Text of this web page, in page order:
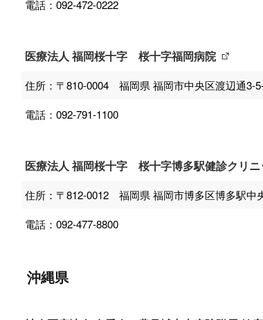
電話：092-472-0222
医療法人 福岡桜十字 桜十字福岡病院
住所：〒810-0004 福岡県 福岡市中央区渡辺通3-
電話：092-791-1100
医療法人 福岡桜十字 桜十字博多駅健診クリニ
住所：〒812-0012 福岡県 福岡市博多区博多駅中
電話：092-477-8800
沖縄県